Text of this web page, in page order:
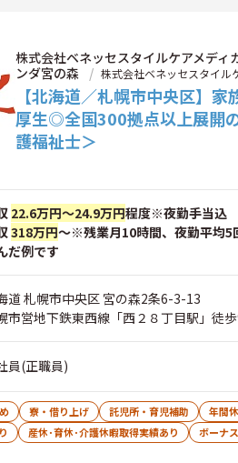
株式会社ベネッセスタイルケアメディ
ンダ宮の森
株式会社ベネッセスタイル
【北海道／札幌市中央区】
厚生◎全国300拠点以上展開
護福祉士＞
22.6万円～24.9万円程度※夜勤手当込
318万円～※残業月10時間、夜勤平均5
だ例です
道 札幌市中央区 宮の森2条6-3-13
市営地下鉄東西線「西２８丁目駅」徒
員(正職員)
寮・借り上げ 託児所・育児補助
年間
産休･育休･介護休暇取得実績あり ボーナ